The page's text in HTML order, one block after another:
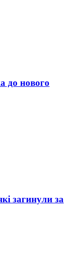
до нового
загинули за